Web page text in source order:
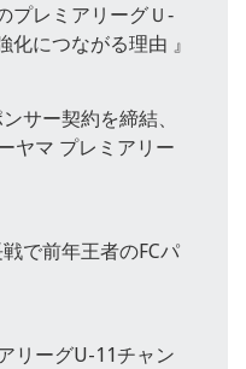
レミアリーグＵ‐
につながる理由 』
サー契約を締結、
ヤマ プレミアリー
で前年王者のFCパ
リーグU-11チャン